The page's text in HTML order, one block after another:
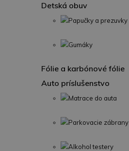
Detská obuv
Papučky a prezuvky
Gumáky
Fólie a karbónové fólie
Auto príslušenstvo
Matrace do auta
Parkovacie zábrany
Alkohol testery